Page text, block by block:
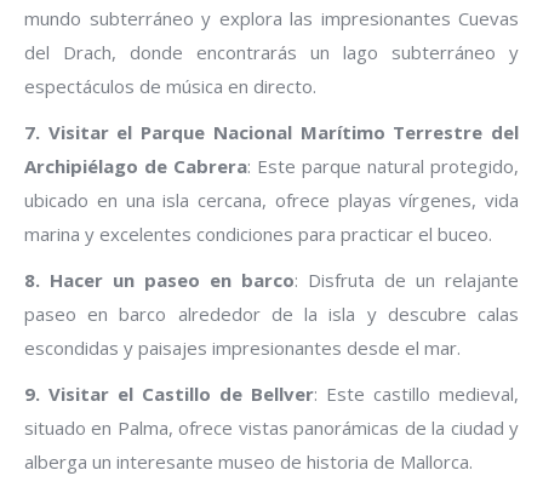
mundo subterráneo y explora las impresionantes Cuevas
del Drach, donde encontrarás un lago subterráneo y
espectáculos de música en directo.
7. Visitar el Parque Nacional Marítimo Terrestre del
Archipiélago de Cabrera: Este parque natural protegido,
ubicado en una isla cercana, ofrece playas vírgenes, vida
marina y excelentes condiciones para practicar el buceo.
8. Hacer un paseo en barco: Disfruta de un relajante
paseo en barco alrededor de la isla y descubre calas
escondidas y paisajes impresionantes desde el mar.
9. Visitar el Castillo de Bellver: Este castillo medieval,
situado en Palma, ofrece vistas panorámicas de la ciudad y
alberga un interesante museo de historia de Mallorca.